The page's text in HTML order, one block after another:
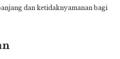
dan ketidaknyamanan bagi